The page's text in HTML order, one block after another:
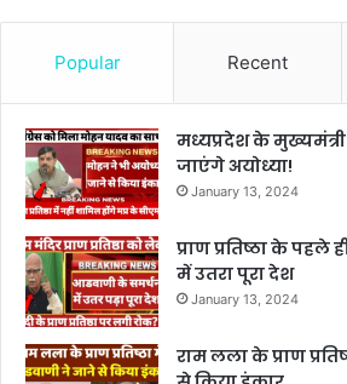
Popular Recent
मध्यप्रदेश के
जाएंगे अयोध्या!
January 13, 2024
प्राण प्रतिष्ठा के
में उतरा पूरा देश
January 13, 2024
राम लला के प्राण